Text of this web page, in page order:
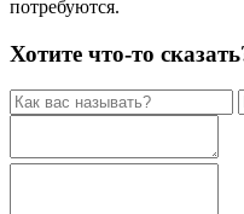
потребуются.
Хотите что-то